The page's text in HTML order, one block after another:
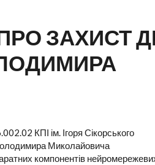
ЗАХИСТ
КПІ ім. Ігоря Сікорського
Миколайовича
компонентів